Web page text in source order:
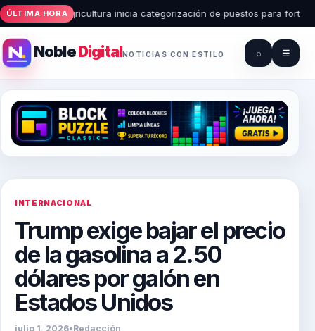
ÚLTIMA HORA• Agricultura inicia categorización de puestos para
NobleDigitalNOTICIAS CON ESTILO ⌕ ☰
INTERNACIONAL
Trump exige bajar el precio
de la gasolina a 2.50
dólares por galón en
Estados Unidos
julio 1, 2026•Redacción